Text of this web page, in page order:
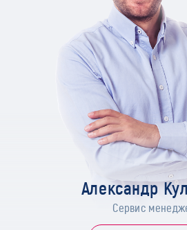
Александр
Сервис